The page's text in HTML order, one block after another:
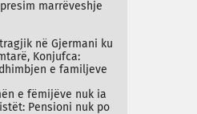
marrëveshje
në Gjermani ku
Konjufca:
e familjeve
e fëmijëve nuk ia
Pensioni nuk po